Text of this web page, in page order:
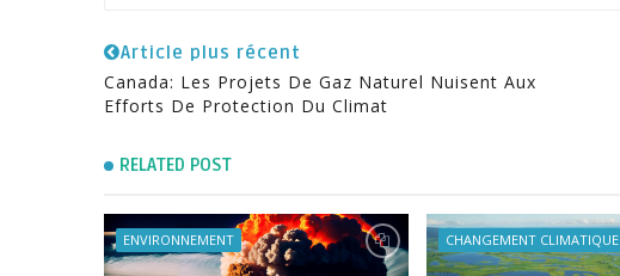
Article plus récent
Canada: Les Projets De Gaz Naturel Nuisent Aux
Efforts De Protection Du Climat
RELATED POST
ENVIRONNEMENT CHANGEMENT CLIMATIQUE